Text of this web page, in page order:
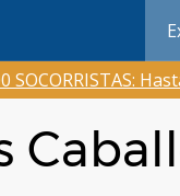
SOCORRISTAS: